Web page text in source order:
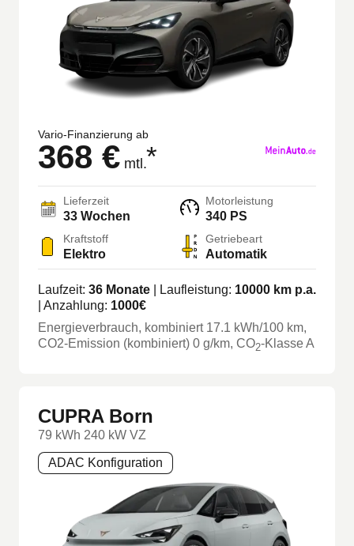
Vario-Finanzierung ab
368 € mtl.*
Lieferzeit
33 Wochen
Motorleistung
340 PS
Kraftstoff
Elektro
Getriebeart
Automatik
Laufzeit: 36 Monate | Laufleistung: 10000 km p.a.
| Anzahlung: 1000€
Energieverbrauch, kombiniert 17.1 kWh/100 km,
CO2-Emission (kombiniert) 0 g/km, CO2-KlasseA
CUPRA Born
79 kWh 240 kW VZ
ADAC Konfiguration